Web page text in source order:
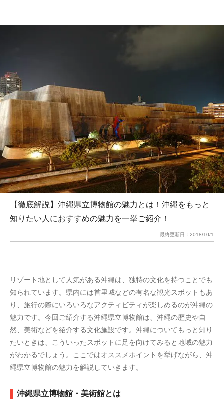
【徹底解説】沖縄県立博物館の魅力とは！沖縄をもっと
知りたい人におすすめの魅力を一挙ご紹介！
最終更新日： 2018/10/1
リゾート地として人気がある沖縄は、独特の文化を持つことでも
知られています。県内には首里城などの有名な観光スポットもあ
り、旅行の際にいろいろなアクティビティが楽しめるのが沖縄の
魅力です。今回ご紹介する沖縄県立博物館は、沖縄の歴史や自
然、美術などを紹介する文化施設です。沖縄についてもっと知り
たいときは、こういったスポットに足を向けてみると地域の魅力
がわかるでしょう。ここではオススメポイントを挙げながら、沖
縄県立博物館の魅力を解説していきます。
沖縄県立博物館・美術館とは